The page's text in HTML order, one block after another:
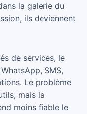
la galerie du
ils deviennent
de services, le
SMS,
Le problème
mais la
moins fiable le